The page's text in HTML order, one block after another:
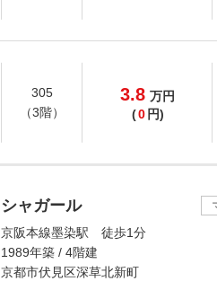
305
（3階）
3.8 万円
(0 円)
シャガール
京阪本線墨染駅 徒歩1分
1989年築 / 4階建
京都市伏見区深草北新町